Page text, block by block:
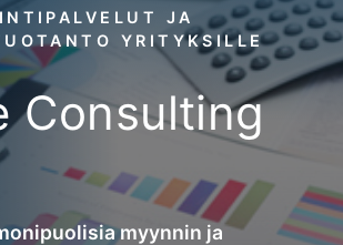
JA
YRITYKSILLE
Consulting
myynnin ja